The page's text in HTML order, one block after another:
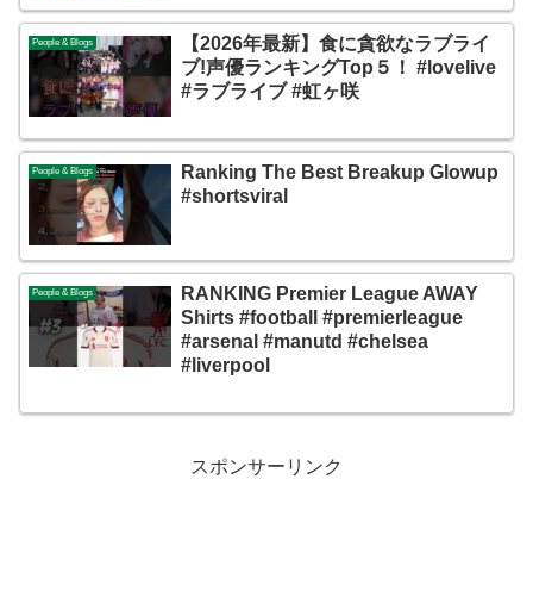
People & Blogs
【2026年最新】食に貪欲なラブライ
ブ!声優ランキングTop５！ #lovelive
#ラブライブ #虹ヶ咲
People & Blogs
Ranking The Best Breakup Glowup
#shortsviral
People & Blogs
RANKING Premier League AWAY
Shirts #football #premierleague
#arsenal #manutd #chelsea
#liverpool
スポンサーリンク